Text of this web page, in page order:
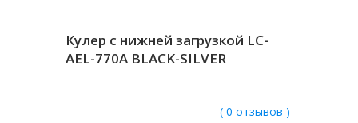
Кулер с нижней загрузкой LC-
AEL-770A BLACK-SILVER
( 0 отзывов )